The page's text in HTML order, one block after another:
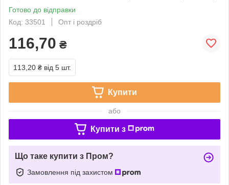
Готово до відправки
Код: 33501
Опт і роздріб
116,70 ₴
113,20 ₴ від 5 шт.
Купити
або
Купити з
Що таке купити з Пром?
Замовлення під захистом